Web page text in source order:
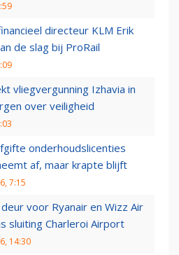
directeur KLM Erik
de slag bij ProRail
vliegvergunning Izhavia in
over veiligheid
onderhoudslicenties
af, maar krapte blijft
7:15
voor Ryanair en Wizz Air
sluiting Charleroi Airport
14:30